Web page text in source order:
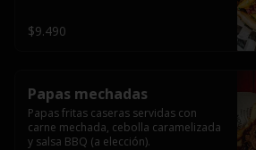
$9.490
Papas mechadas
Papas fritas caseras servidas con
carne mechada, cebolla caramelizada
y salsa BBQ (a elección).